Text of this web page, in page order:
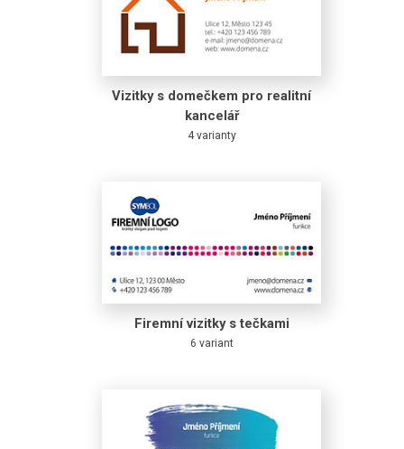
Vizitky s domečkem pro realitní
kancelář
4 varianty
Firemní vizitky s tečkami
6 variant